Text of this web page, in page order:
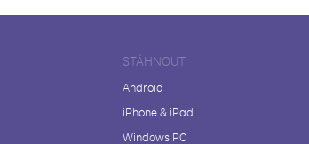
STÁHNOUT
Android
iPhone & iPad
Windows PC